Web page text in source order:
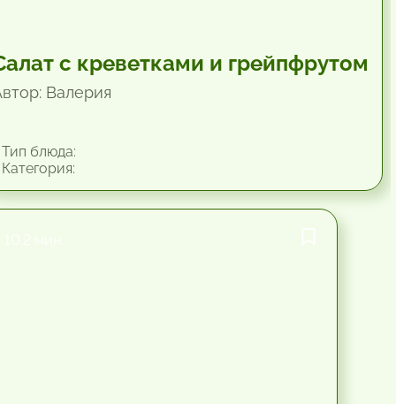
с креветками и грейпфрутом
Валерия
блюда: